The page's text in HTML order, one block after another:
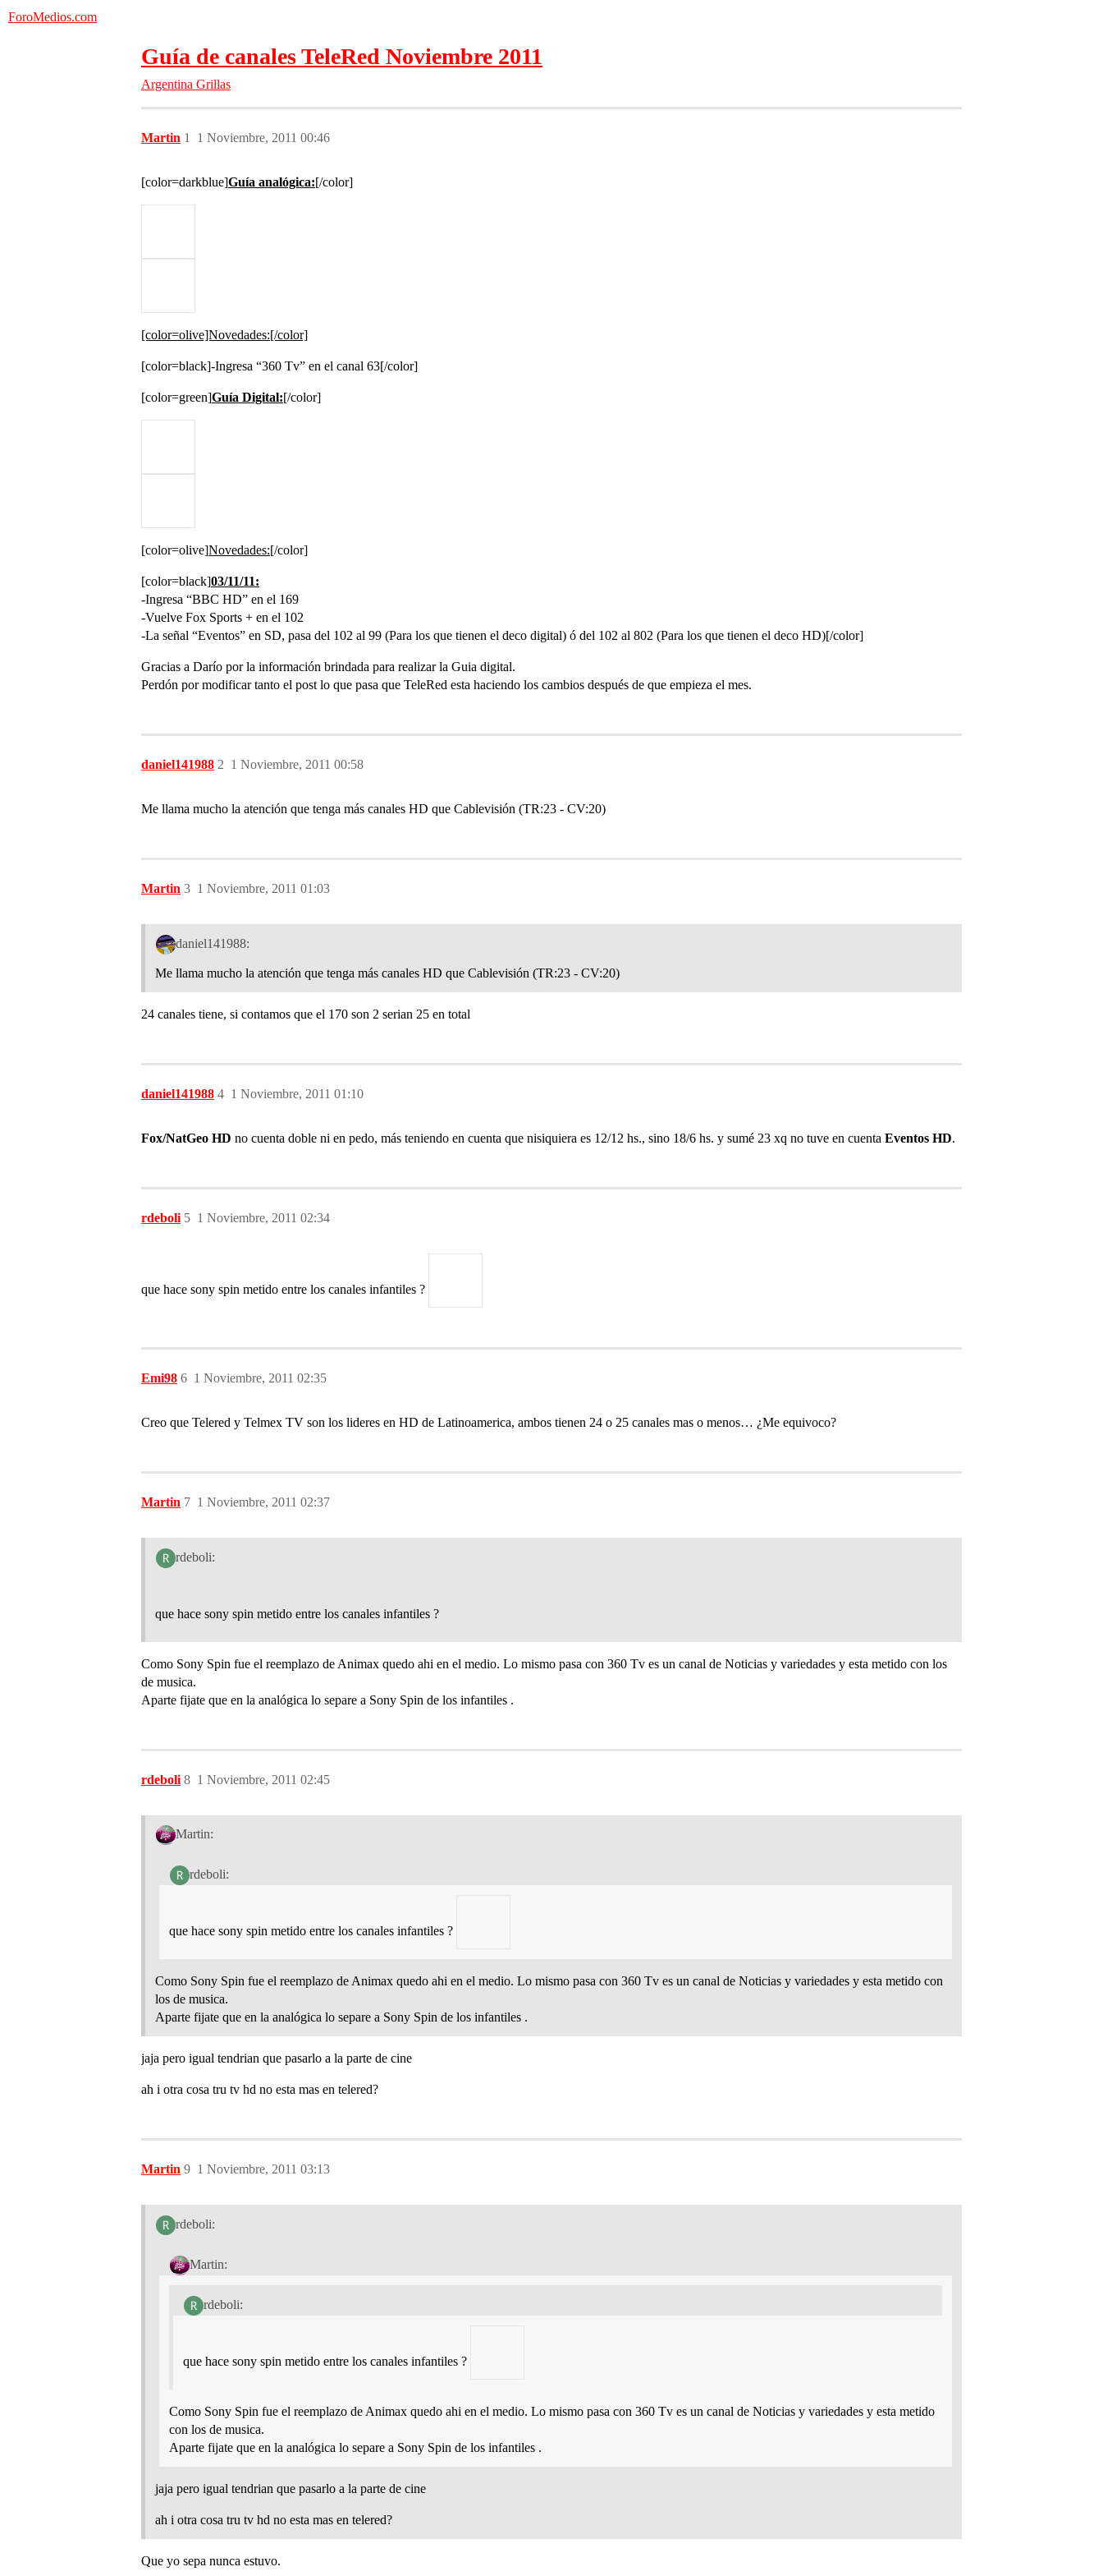
ForoMedios.com
Guía de canales TeleRed Noviembre 2011
Argentina Grillas
Martin 1 Noviembre, 2011 00:46
1
[color=darkblue]Guía analógica:[/color]
[color=olive]Novedades:[/color]
[color=black]-Ingresa “360 Tv” en el canal 63[/color]
[color=green]Guía Digital:[/color]
[color=olive]Novedades:[/color]
[color=black]03/11/11:
-Ingresa “BBC HD” en el 169
-Vuelve Fox Sports + en el 102
-La señal “Eventos” en SD, pasa del 102 al 99 (Para los que tienen el deco digital) ó del 102 al 802 (Para los que tienen el deco HD)[/color]
Gracias a Darío por la información brindada para realizar la Guia digital.
Perdón por modificar tanto el post lo que pasa que TeleRed esta haciendo los cambios después de que empieza el mes.
daniel141988 1 Noviembre, 2011 00:58
2
Me llama mucho la atención que tenga más canales HD que Cablevisión (TR:23 - CV:20)
Martin 1 Noviembre, 2011 01:03
3
daniel141988:
Me llama mucho la atención que tenga más canales HD que Cablevisión (TR:23 - CV:20)
24 canales tiene, si contamos que el 170 son 2 serian 25 en total
daniel141988 1 Noviembre, 2011 01:10
4
Fox/NatGeo HD no cuenta doble ni en pedo, más teniendo en cuenta que nisiquiera es 12/12 hs., sino 18/6 hs. y sumé 23 xq no tuve en cuenta Eventos HD.
rdeboli 1 Noviembre, 2011 02:34
5
que hace sony spin metido entre los canales infantiles ?
Emi98 1 Noviembre, 2011 02:35
6
Creo que Telered y Telmex TV son los lideres en HD de Latinoamerica, ambos tienen 24 o 25 canales mas o menos… ¿Me equivoco?
Martin 1 Noviembre, 2011 02:37
7
rdeboli:
que hace sony spin metido entre los canales infantiles ?
Como Sony Spin fue el reemplazo de Animax quedo ahi en el medio. Lo mismo pasa con 360 Tv es un canal de Noticias y variedades y esta metido con los
de musica.
Aparte fijate que en la analógica lo separe a Sony Spin de los infantiles .
rdeboli 1 Noviembre, 2011 02:45
8
Martin:
rdeboli:
que hace sony spin metido entre los canales infantiles ?
Como Sony Spin fue el reemplazo de Animax quedo ahi en el medio. Lo mismo pasa con 360 Tv es un canal de Noticias y variedades y esta metido con
los de musica.
Aparte fijate que en la analógica lo separe a Sony Spin de los infantiles .
jaja pero igual tendrian que pasarlo a la parte de cine
ah i otra cosa tru tv hd no esta mas en telered?
Martin 1 Noviembre, 2011 03:13
9
rdeboli:
Martin:
rdeboli:
que hace sony spin metido entre los canales infantiles ?
Como Sony Spin fue el reemplazo de Animax quedo ahi en el medio. Lo mismo pasa con 360 Tv es un canal de Noticias y variedades y esta metido
con los de musica.
Aparte fijate que en la analógica lo separe a Sony Spin de los infantiles .
jaja pero igual tendrian que pasarlo a la parte de cine
ah i otra cosa tru tv hd no esta mas en telered?
Que yo sepa nunca estuvo.